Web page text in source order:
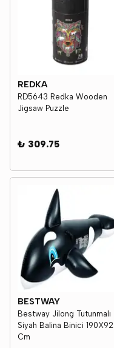
REDKA
RD5643 Redka Wooden
Jigsaw Puzzle
₺ 309.75
BESTWAY
Bestway Jilong Tutunmalı
Siyah Balina Binici 190X92
Cm